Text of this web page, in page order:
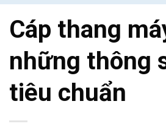
Cáp thang
những thông
tiêu chuẩn